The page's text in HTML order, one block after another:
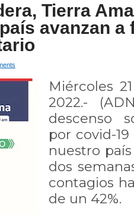
Tierra
avanzan a
Miércoles
2022.-
descenso
por covid-
nuestro
dos
contagios
de un 42%.